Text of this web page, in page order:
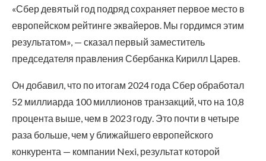
«Сбер девятый год подряд сохраняет первое место в
европейском рейтинге эквайеров. Мы гордимся этим
результатом», — сказал первый заместитель
председателя правления Сбербанка Кирилл Царев.
Он добавил, что по итогам 2024 года Сбер обработал
52 миллиарда 100 миллионов транзакций, что на 10,8
процента выше, чем в 2023 году. Это почти в четыре
раза больше, чем у ближайшего европейского
конкурента — компании Nexi, результат которой